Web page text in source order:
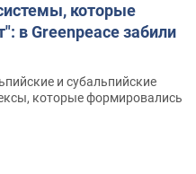
которые
в Greenpeace забили
и субальпийские
которые формировались